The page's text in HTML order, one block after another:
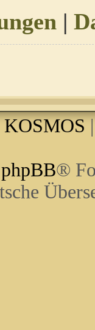
|
KOSMOS
phpBB®